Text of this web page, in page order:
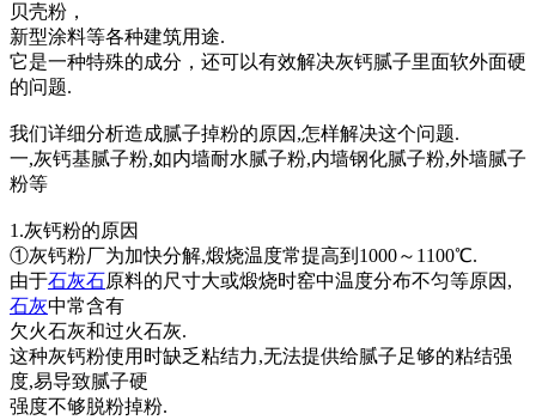
贝壳粉，
新型涂料等各种建筑用途.
它是一种特殊的成分，还可以有效解决灰钙腻子里面软外面硬
的问题.
我们详细分析造成腻子掉粉的原因,怎样解决这个问题.
一,灰钙基腻子粉,如内墙耐水腻子粉,内墙钢化腻子粉,外墙腻子
粉等
1.灰钙粉的原因
①灰钙粉厂为加快分解,煅烧温度常提高到1000～1100℃.
由于石灰石原料的尺寸大或煅烧时窑中温度分布不匀等原因,
石灰中常含有
欠火石灰和过火石灰.
这种灰钙粉使用时缺乏粘结力,无法提供给腻子足够的粘结强
度,易导致腻子硬
强度不够脱粉掉粉.